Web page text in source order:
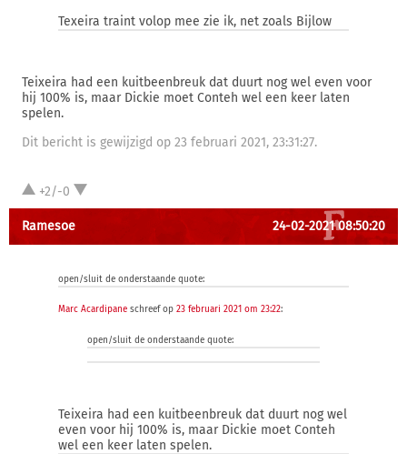
Texeira traint volop mee zie ik, net zoals Bijlow
Teixeira had een kuitbeenbreuk dat duurt nog wel even voor
hij 100% is, maar Dickie moet Conteh wel een keer laten
spelen.
Dit bericht is gewijzigd op 23 februari 2021, 23:31:27.
+2/-0
Ramesoe 24-02-2021 08:50:20
open/sluit de onderstaande quote:
Marc Acardipane schreef op 23 februari 2021 om 23:22:
open/sluit de onderstaande quote:
Teixeira had een kuitbeenbreuk dat duurt nog wel
even voor hij 100% is, maar Dickie moet Conteh
wel een keer laten spelen.